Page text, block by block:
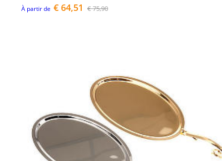
À partir de € 64,51 € 75,90